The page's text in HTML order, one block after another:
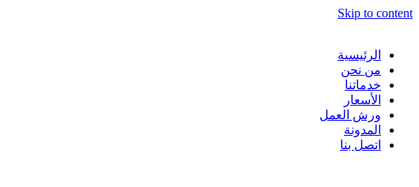
Skip to content
الرئيسية
من نحن
خدماتنا
الأسعار
ورش العمل
المدونة
اتصل بنا